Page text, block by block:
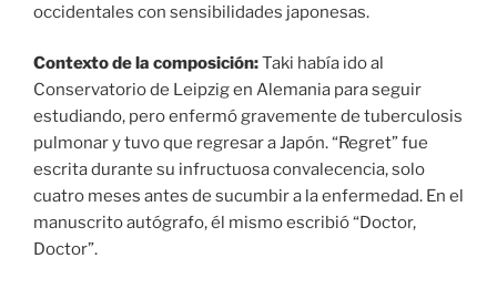
occidentales con sensibilidades japonesas.
Contexto de la composición:Taki había ido al
Conservatorio de Leipzig en Alemania para seguir
estudiando, pero enfermó gravemente de tuberculosis
pulmonar y tuvo que regresar a Japón. “Regret” fue
escrita durante su infructuosa convalecencia, solo
cuatro meses antes de sucumbir a la enfermedad. En el
manuscrito autógrafo, él mismo escribió “Doctor,
Doctor”.